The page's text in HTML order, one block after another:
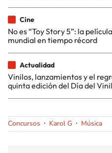
Cine
No es “Toy Story 5”: la
mundial en tiempo récord
Actualidad
Vinilos, lanzamientos y el
quinta edición del Día del
Concursos Karol G Música